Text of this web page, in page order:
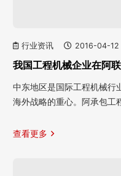
行业资讯 2016-04-12
我国工程机械企业在阿
中东地区是国际工程机械行
海外战略的重心。阿承包工
查看更多